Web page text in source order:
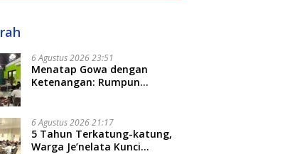
6 Agustus 2026 23:51
Menatap Gowa dengan
Ketenangan: Rumpun
Sepihak, Tekankan Jalur
Musyawarah, Ingatkan Soal
Adat dan Adab
6 Agustus 2026 21:17
5 Tahun Terkatung-katung,
Warga Je’nelata Kunci